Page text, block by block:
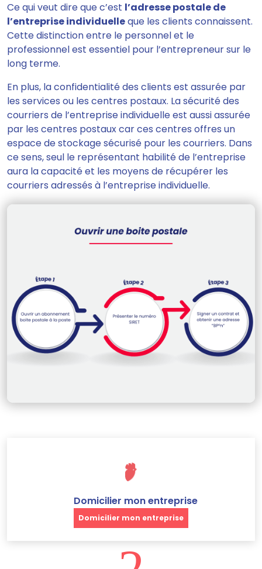
Ce qui veut dire que c’est l’adresse postale de
l’entreprise individuelleque les clients connaissent.
Cette distinction entre le personnel et le
professionnel est essentiel pour l’entrepreneur sur le
long terme.
En plus, la confidentialité des clients est assurée par
les services ou les centres postaux. La sécurité des
courriers de l’entreprise individuelle est aussi assurée
par les centres postaux car ces centres offres un
espace de stockage sécurisé pour les courriers. Dans
ce sens, seul le représentant habilité de l’entreprise
aura la capacité et les moyens de récupérer les
courriers adressés à l’entreprise individuelle.
Domicilier mon entreprise
Domicilier mon entreprise